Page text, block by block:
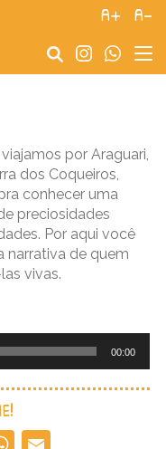
a+ a-
por Araguari,
dos Coqueiros,
conhecer uma
preciosidades
Por aqui você
narrativa de quem
vivas.
00:00